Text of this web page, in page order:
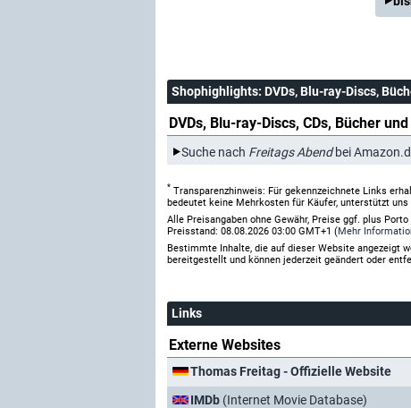
Shophighlights: DVDs, Blu-ray-Discs,
DVDs, Blu-ray-Discs, CDs, Bücher
Suche nach Freitags Abendbei
* Transparenzhinweis: Für gekennzeichnete Links
bedeutet keine Mehrkosten für Käufer, unterstützt
Alle Preisangaben ohne Gewähr, Preise ggf. plus
Preisstand: 08.08.2026 03:00 GMT+1 (Mehr
Bestimmte Inhalte, die auf dieser Website angezeigt
bereitgestellt und können jederzeit geändert oder
Links
Externe Websites
Thomas Freitag - Offizielle Website
IMDb (Internet Movie Database)